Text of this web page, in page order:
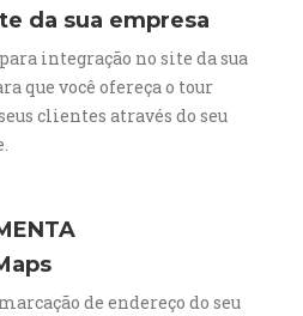
da sua empresa
integração no site da sua
que você ofereça o tour
clientes através do seu
de endereço do seu